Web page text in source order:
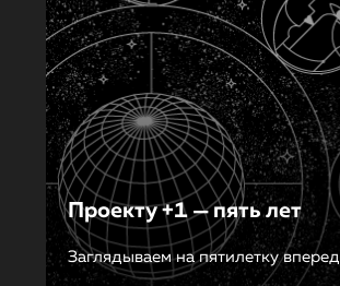
Проекту +1 — пять лет
Заглядываем на пятилетку вперед